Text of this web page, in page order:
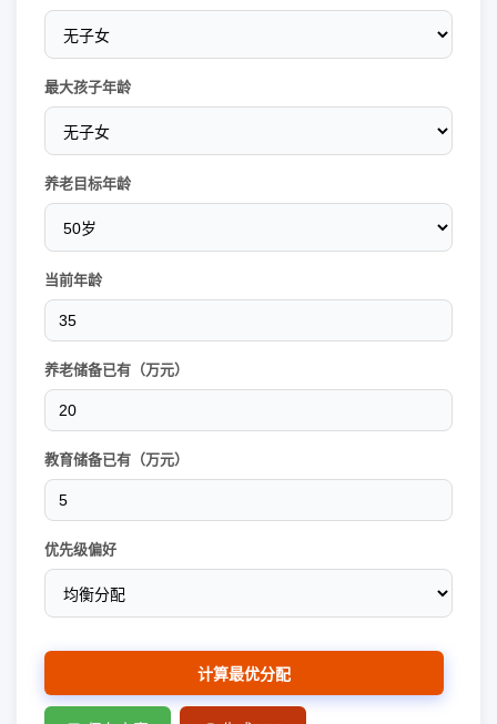
最大孩子年龄
养老目标年龄
当前年龄
养老储备已有（万元）
教育储备已有（万元）
优先级偏好
计算最优分配